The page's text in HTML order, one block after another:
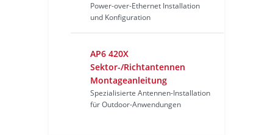
Power-over-Ethernet Installation
und Konfiguration
AP6 420X
Sektor-/Richtantennen
Montageanleitung
Spezialisierte Antennen-Installation
für Outdoor-Anwendungen